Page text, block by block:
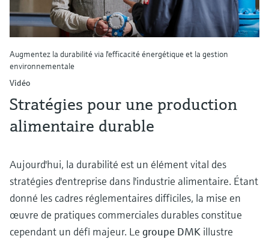
Augmentez la durabilité via l'efficacité énergétique et la gestion
environnementale
Vidéo
Stratégies pour une production
alimentaire durable
Aujourd'hui, la durabilité est un élément vital des
stratégies d'entreprise dans l'industrie alimentaire. Étant
donné les cadres réglementaires difficiles, la mise en
œuvre de pratiques commerciales durables constitue
cependant un défi majeur. Le groupe DMK illustre